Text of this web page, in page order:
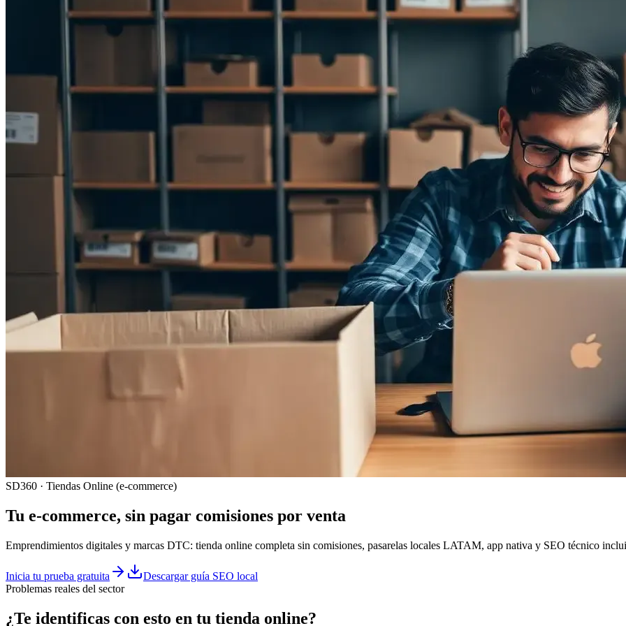
SD360 · Tiendas Online (e-commerce)
Tu e-commerce, sin pagar comisiones por venta
Emprendimientos digitales y marcas DTC: tienda online completa sin comisiones, pasarelas locales LATAM, app nativa y SEO técnico
Inicia tu prueba gratuita
Descargar guía SEO local
Problemas reales del sector
¿Te identificas con esto en tu tienda online?